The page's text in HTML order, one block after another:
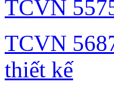
TCVN
TCVN
thiết kế